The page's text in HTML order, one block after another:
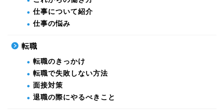
仕事について紹介
仕事の悩み
転職
転職のきっかけ
転職で失敗しない方法
面接対策
退職の際にやるべきこと